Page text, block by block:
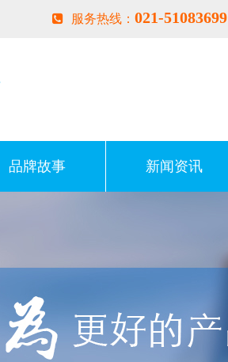
服务热线： 021-51083699
品牌故事 新闻资讯